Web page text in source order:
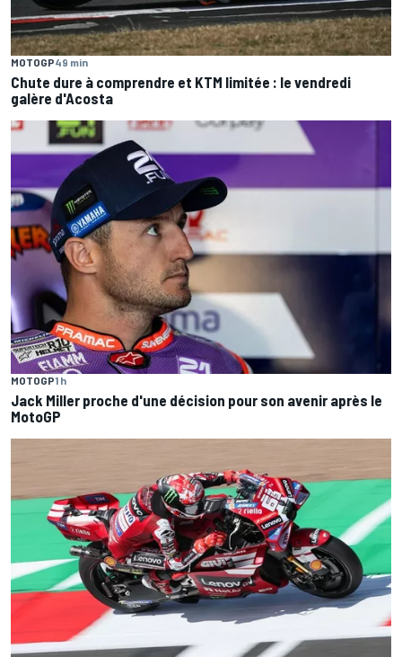
MOTOGP49 min
Chute dure à comprendre et KTM limitée : le vendredi
galère d'Acosta
MOTOGP1 h
Jack Miller proche d'une décision pour son avenir après le
MotoGP